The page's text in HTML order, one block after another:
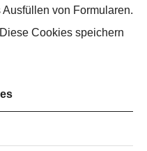
von Formularen.
Cookies speichern